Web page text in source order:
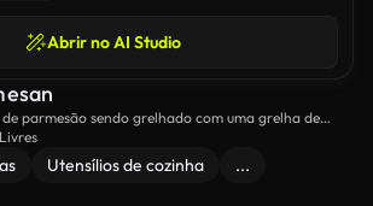
Abrir no AI Studio
parmesão sendo grelhado com uma grelha de
Utensílios de cozinha ...